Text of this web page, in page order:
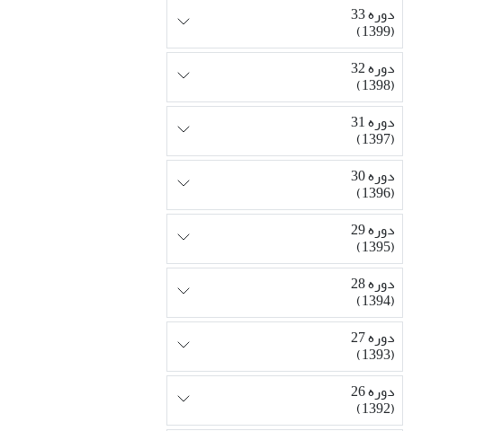
دوره 33
(1399)
دوره 32
(1398)
دوره 31
(1397)
دوره 30
(1396)
دوره 29
(1395)
دوره 28
(1394)
دوره 27
(1393)
دوره 26
(1392)